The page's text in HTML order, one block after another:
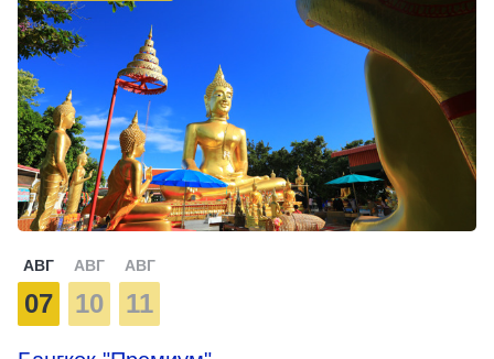
АВГ
07
АВГ
10
АВГ
11